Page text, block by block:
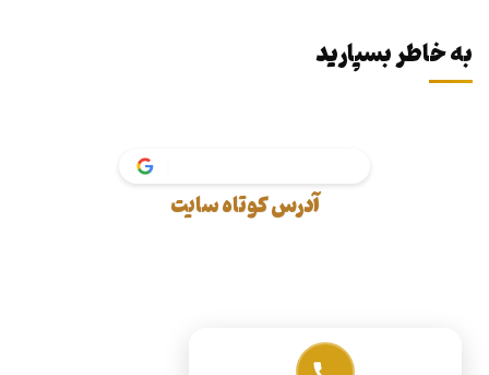
به خاطر بسپارید
آدرس کوتاه سایت